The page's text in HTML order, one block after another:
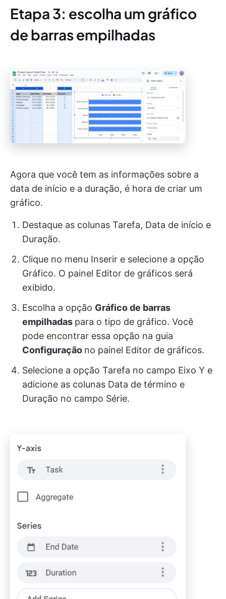
Etapa 3: escolha um gráfico
de barras empilhadas
Agora que você tem as informações sobre a
data de início e a duração, é hora de criar um
gráfico.
Destaque as colunas Tarefa, Data de início e
Duração.
Clique no menu Inserir e selecione a opção
Gráfico. O painel Editor de gráficos será
exibido.
Escolha a opção Gráfico de barras
empilhadas para o tipo de gráfico. Você
pode encontrar essa opção na guia
Configuração no painel Editor de gráficos.
Selecione a opção Tarefa no campo Eixo Y e
adicione as colunas Data de término e
Duração no campo Série.